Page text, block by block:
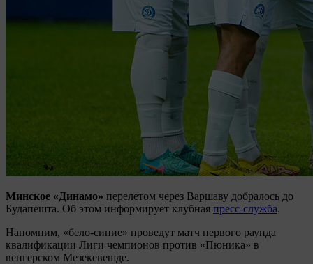
Минское «Динамо» перелетом через Варшаву добралось до
Будапешта. Об этом информирует клубная пресс-служба.
Напомним, «бело-синие» проведут матч первого раунда
квалификации Лиги чемпионов против «Пюника» в
венгерском Мезекевешде.